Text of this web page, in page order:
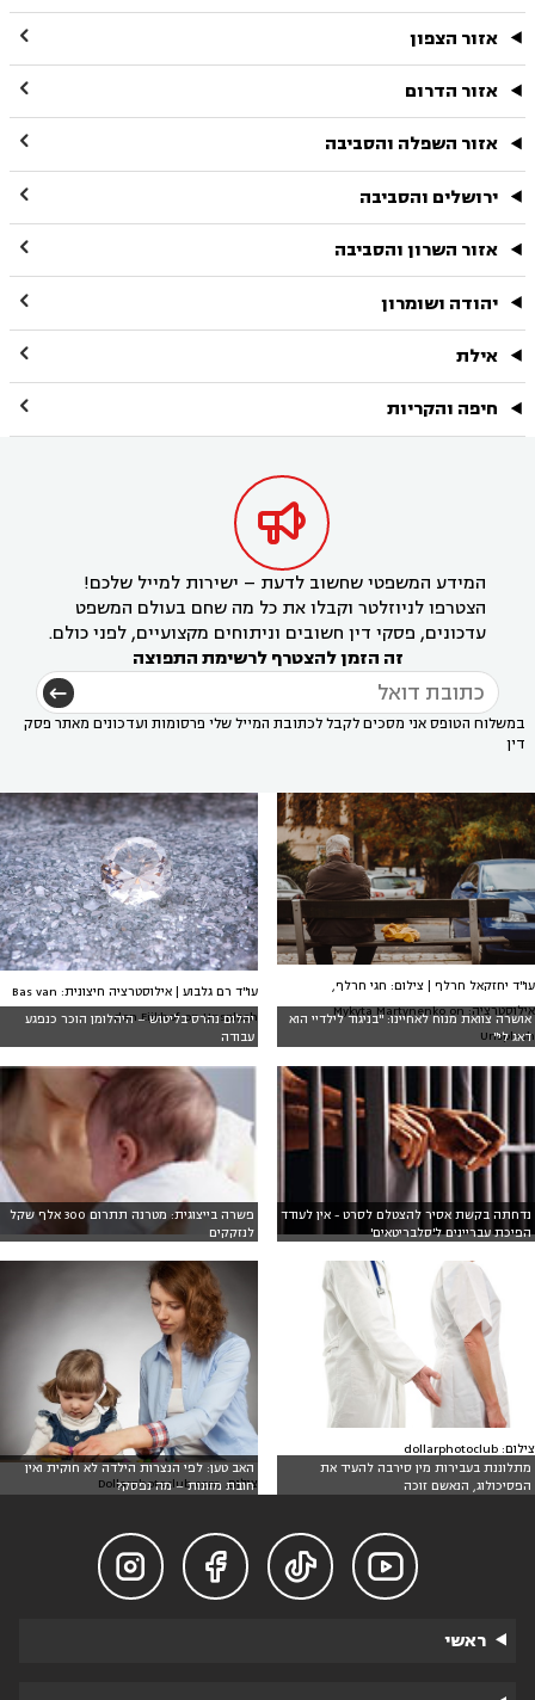
אזור הצפון 
אזור הדרום 
אזור השפלה והסביבה 
ירושלים והסביבה 
אזור השרון והסביבה 
יהודה ושומרון 
אילת 
חיפה והקריות 

המידע המשפטי שחשוב לדעת – ישירות למייל שלכם!
הצטרפו לניוזלטר וקבלו את כל מה שחם בעולם המשפט
עדכונים, פסקי דין חשובים וניתוחים מקצועיים, לפני כולם.
זה הזמן להצטרף לרשימת התפוצה
במשלוח הטופס אני מסכים לקבל לכתובת המייל שלי פרסומות ועדכונים מאתר פסק
דין
אושרה צוואת מנוח לאחיינו: "בניגוד לילדיי הוא
דאג לי"
עו"ד יחזקאל חרלף | צילום: חגי חרלף,
אילוסטרציה: Mykyta Martynenko on
Unsplash
יהלום נהרס בליטוש – היהלומן הוכר כנפגע
עבודה
עו"ד רם גלבוע | אילוסטרציה חיצונית: Bas van
den Eijkhof on Unsplash
נדחתה בקשת אסיר להצטלם לסרט - אין לעודד
הפיכת עבריינים ל'סלבריטאים'
פשרה בייצוגית: מטרנה תתרום 300 אלף שקל
לנזקקים
מתלוננת בעבירות מין סירבה להעיד את
הפסיכולוג, הנאשם זוכה
צילום: dollarphotoclub
האב טען: לפי הנצרות הילדה לא חוקית ואין
חובת מזונות – מה נפסק?
צילום: Dollarphotoclub.com




ראשי